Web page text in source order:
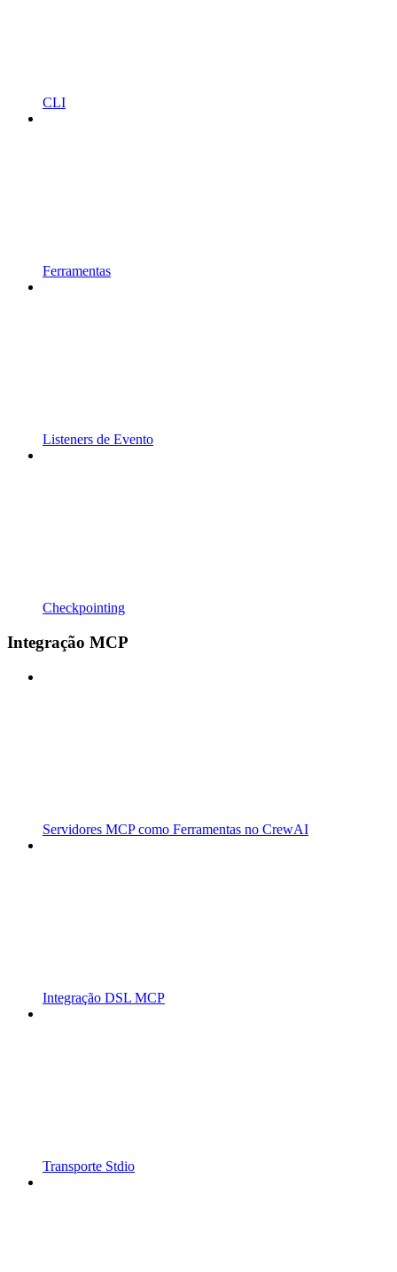
CLI
Ferramentas
Listeners de Evento
Checkpointing
Integração MCP
Servidores MCP como Ferramentas no CrewAI
Integração DSL MCP
Transporte Stdio